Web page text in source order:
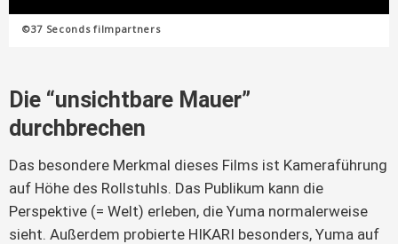
©37 Seconds filmpartners
Die “unsichtbare Mauer”
durchbrechen
Das besondere Merkmal dieses Films ist Kameraführung
auf Höhe des Rollstuhls. Das Publikum kann die
Perspektive (= Welt) erleben, die Yuma normalerweise
sieht. Außerdem probierte HIKARI besonders, Yuma auf